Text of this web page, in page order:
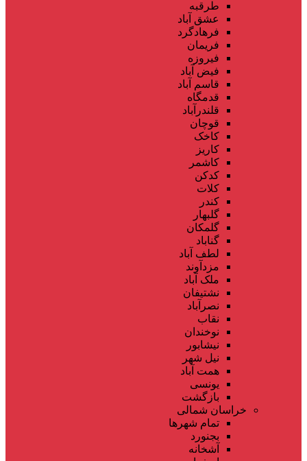
طرقبه
عشق آباد
فرهادگرد
فریمان
فیروزه
فیض آباد
قاسم آباد
قدمگاه
قلندرآباد
قوچان
کاخک
کاریز
کاشمر
کدکن
کلات
کندر
گلبهار
گلمکان
گناباد
لطف آباد
مزدآوند
ملک آباد
نشتیفان
نصرآباد
نقاب
نوخندان
نیشابور
نیل شهر
همت آباد
یونسی
بازگشت
خراسان شمالی
تمام شهر‌ها
بجنورد
آشخانه